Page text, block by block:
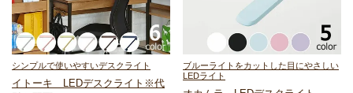
シンプルで使いやすいデスクライト
イトーキ LEDデスクライト ※代
ブルーライトをカットした目にやさしい
LEDライト